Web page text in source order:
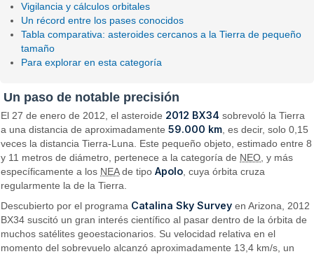
Vigilancia y cálculos orbitales
Un récord entre los pases conocidos
Tabla comparativa: asteroides cercanos a la Tierra de pequeño
tamaño
Para explorar en esta categoría
Un paso de notable precisión
El 27 de enero de 2012, el asteroide 2012 BX34 sobrevoló la Tierra
a una distancia de aproximadamente59.000 km, es decir, solo 0,15
veces la distancia Tierra-Luna. Este pequeño objeto, estimado entre 8
y 11 metros de diámetro, pertenece a la categoría de NEO, y más
específicamente a los NEAde tipoApolo, cuya órbita cruza
regularmente la de la Tierra.
Descubierto por el programa Catalina Sky Survey en Arizona, 2012
BX34 suscitó un gran interés científico al pasar dentro de la órbita de
muchos satélites geoestacionarios. Su velocidad relativa en el
momento del sobrevuelo alcanzó aproximadamente 13,4 km/s, un